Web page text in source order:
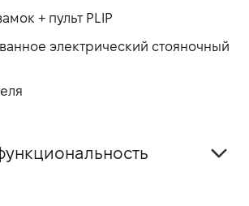
+ пульт PLIP
электрический стояночный